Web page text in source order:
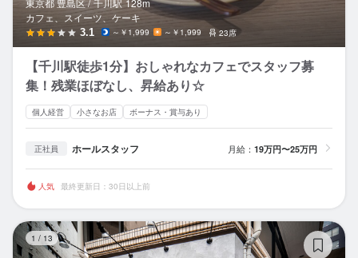
東京都 豊島区 / 千川駅 128m
カフェ、スイーツ、ケーキ
3.1 ～￥1,999 ～￥1,999 23席
【千川駅徒歩1分】おしゃれなカフェでスタッフ募
集！残業ほぼなし、昇給あり☆
個人経営 小さなお店 ボーナス・賞与あり
正社員 ホールスタッフ 月給： 19万円〜25万円
人気 最終更新日：30日以上前
1 / 13